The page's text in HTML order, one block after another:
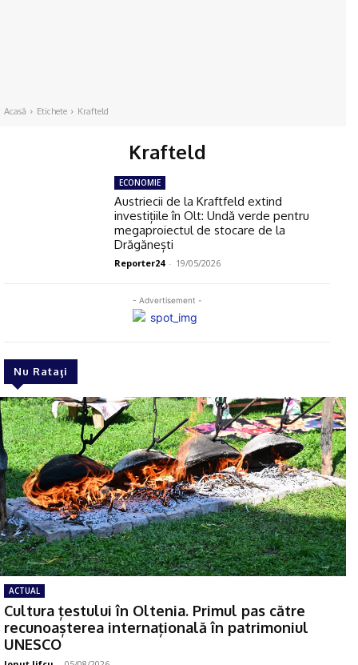
Acasă Etichete Krafteld
Krafteld
- Advertisement -
Nu Rataţi
ACTUAL
Cultura țestului în Oltenia. Primul pas către
recunoașterea internațională în patrimoniul
UNESCO
ECONOMIE
Austriecii de la Kraftfeld extind
investițiile în Olt: Undă verde pentru
megaproiectul de stocare de la
Drăgănești
Reporter24 - 19/05/2026